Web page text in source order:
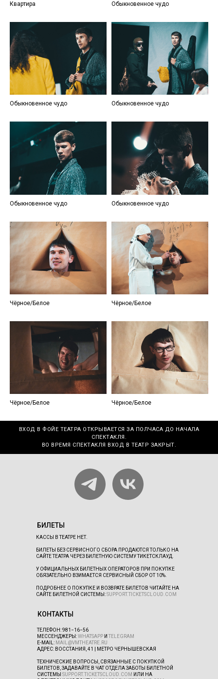
Квартира Обыкновенное чудо
Обыкновенное чудо Обыкновенное чудо
Обыкновенное чудо Обыкновенное чудо
Чёрное/Белое Чёрное/Белое
Чёрное/Белое Чёрное/Белое
ВХОД В ФОЙЕ ТЕАТРА ОТКРЫВАЕТСЯ ЗА ПОЛЧАСА ДО НАЧАЛА
СПЕКТАКЛЯ.
ВО ВРЕМЯ СПЕКТАКЛЯ ВХОД В ТЕАТР ЗАКРЫТ.
КАССЫ В ТЕАТРЕ НЕТ.
БИЛЕТЫ БЕЗ СЕРВИСНОГО СБОРА ПРОДАЮТСЯ ТОЛЬКО НА
САЙТЕ ТЕАТРА ЧЕРЕЗ БИЛЕТНУЮ СИСТЕМУ ТИКЕТСКЛАУД.
У ОФИЦИАЛЬНЫХ БИЛЕТНЫХ ОПЕРАТОРОВ ПРИ ПОКУПКЕ
ОБЯЗАТЕЛЬНО ВЗИМАЕТСЯ СЕРВИСНЫЙ СБОР ОТ 10%.
ПОДРОБНЕЕ О ПОКУПКЕ И ВОЗВРАТЕ БИЛЕТОВ ЧИТАЙТЕ НА
САЙТЕ БИЛЕТНОЙ СИСТЕМЫ:SUPPORT.TICKETSCLOUD.COM
ТЕЛЕФОН:981−16−56
МЕССЕНДЖЕРЫ:WHATSAPP И TELEGRAM
E-MAIL: MAIL@VMTHEATRE.RU
АДРЕС: ВОССТАНИЯ, 41 | МЕТРО ЧЕРНЫШЕВСКАЯ
ТЕХНИЧЕСКИЕ ВОПРОСЫ, СВЯЗАННЫЕ С ПОКУПКОЙ
БИЛЕТОВ, ЗАДАВАЙТЕ В ЧАТ ОТДЕЛА ЗАБОТЫ БИЛЕТНОЙ
СИСТЕМЫ SUPPORT.TICKETSCLOUD.COM ИЛИ НА
КОНТАКТЫ
БИЛЕТЫ